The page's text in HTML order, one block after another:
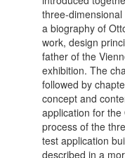
three-
a biography of
work, design
father of the
exhibition. The
followed by
concept and
application for
process of the
test application
described in a